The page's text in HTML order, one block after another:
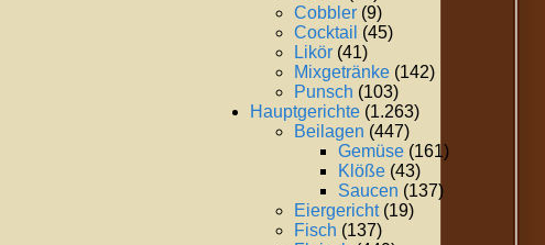
Cobbler (9)
Cocktail (45)
Likör (41)
Mixgetränke (142)
Punsch (103)
Hauptgerichte (1.263)
Beilagen (447)
Gemüse (161)
Klöße (43)
Saucen (137)
Eiergericht(19)
Fisch (137)